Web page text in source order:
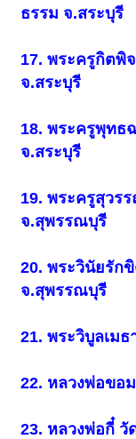
ธรรม จ.สระบุรี
17. พระครูกิตพิ
จ.สระบุรี
18. พระครูพุทธ
จ.สระบุรี
19. พระครูสุวร
จ.สุพรรณบุรี
20. พระวินัยรัก
จ.สุพรรณบุรี
21. พระวิบูลเม
22. หลวงพ่อขอ
23. หลวงพ่อกี๋